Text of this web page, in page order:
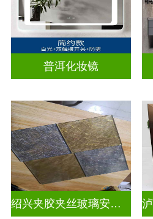
普洱化妆镜
绍兴夹胶夹丝玻璃安装电话